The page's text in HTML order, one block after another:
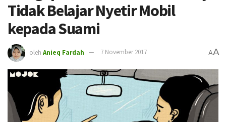
Tidak Belajar Nyetir Mobil
kepada Suami
oleh Anieq Fardah 7 November 2017 AA